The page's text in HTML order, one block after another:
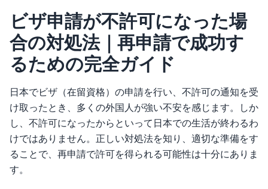
ビザ申請が不許可になった場
合の対処法｜再申請で成功す
るための完全ガイド
日本でビザ（在留資格）の申請を行い、不許可の通知を受
け取ったとき、多くの外国人が強い不安を感じます。しか
し、不許可になったからといって日本での生活が終わるわ
けではありません。正しい対処法を知り、適切な準備をす
ることで、再申請で許可を得られる可能性は十分にありま
す。